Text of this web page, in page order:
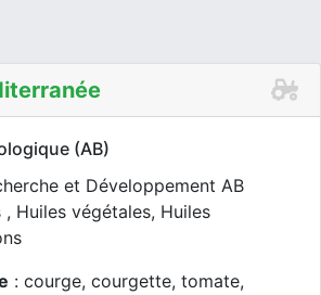
(AB)
et Développement AB
, Huiles végétales, Huiles
: courge, courgette, tomate,